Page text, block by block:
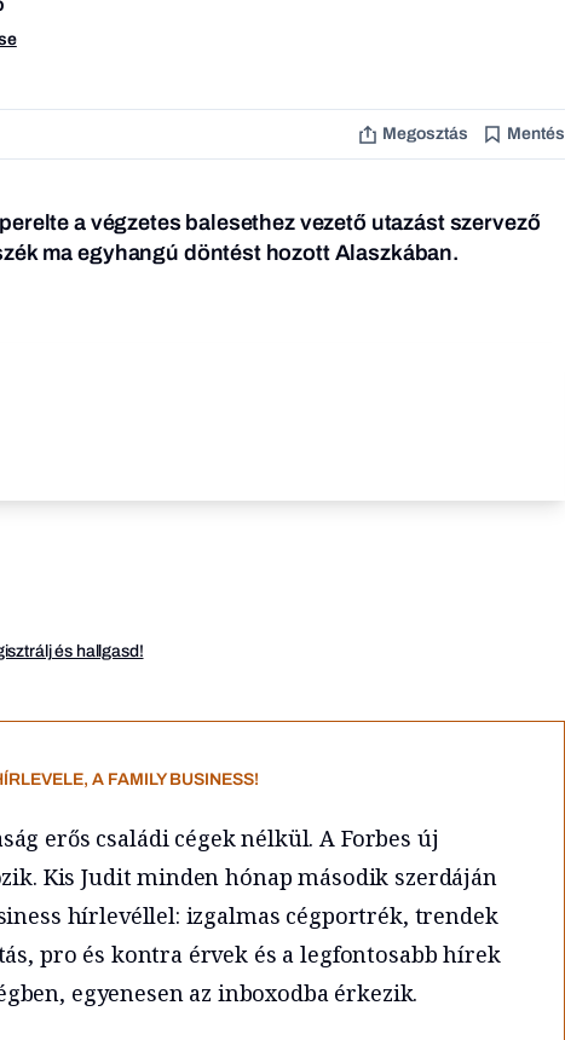
Megosztás Mentés
a végzetes balesethez vezető utazást szervező
ma egyhangú döntést hozott Alaszkában.
és hallgasd!
A FAMILY BUSINESS!
erős családi cégek nélkül. A Forbes új
Kis Judit minden hónap második szerdáján
hírlevéllel: izgalmas cégportrék, trendek
pro és kontra érvek és a legfontosabb hírek
egyenesen az inboxodba érkezik.